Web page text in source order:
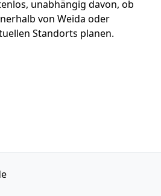
unabhängig davon, ob
von Weida oder
Standorts planen.